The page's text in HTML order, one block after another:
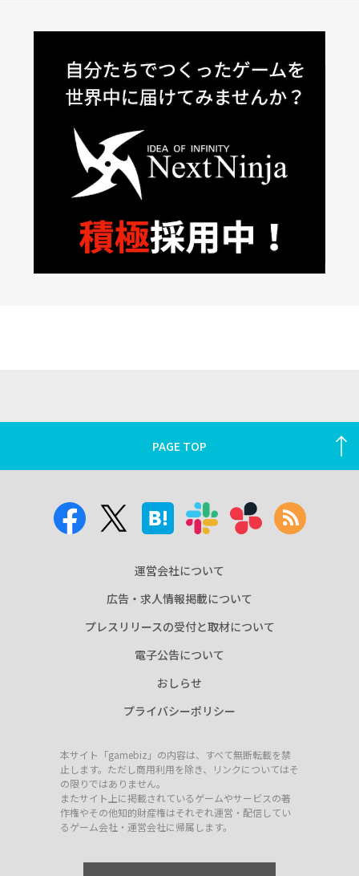
PAGE TOP
運営会社について
広告・求人情報掲載について
プレスリリースの受付と取材について
電子公告について
おしらせ
プライバシーポリシー
本サイト「gamebiz」の内容は、すべて無断転載を禁
止します。ただし商用利用を除き、リンクについてはそ
の限りではありません。
またサイト上に掲載されているゲームやサービスの著
作権やその他知的財産権はそれぞれ運営・配信してい
るゲーム会社・運営会社に帰属します。